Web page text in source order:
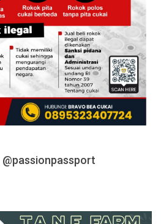
@passionpassport